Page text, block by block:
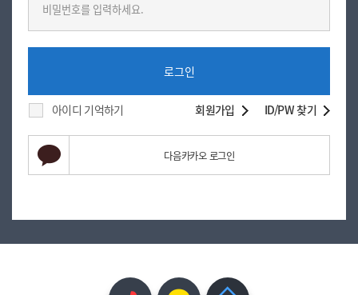
로그인
아이디 기억하기 회원가입 ID/PW 찾기
다음카카오 로그인